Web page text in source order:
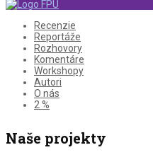
Recenzie
Reportáže
Rozhovory
Komentáre
Workshopy
Autori
O nás
2 %
Naše projekty